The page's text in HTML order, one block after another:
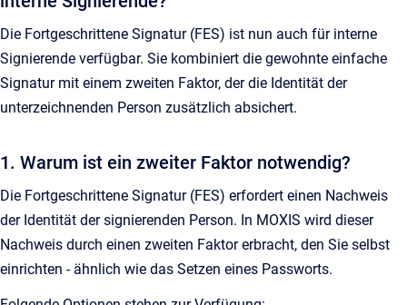
Die Fortgeschrittene Signatur (FES) ist nun auch für interne
Signierende verfügbar. Sie kombiniert die gewohnte einfache
Signatur mit einem zweiten Faktor, der die Identität der
unterzeichnenden Person zusätzlich absichert.
1. Warum ist ein zweiter Faktor notwendig?
Die Fortgeschrittene Signatur (FES) erfordert einen Nachweis
der Identität der signierenden Person. In MOXIS wird dieser
Nachweis durch einen zweiten Faktor erbracht, den Sie selbst
einrichten - ähnlich wie das Setzen eines Passworts.